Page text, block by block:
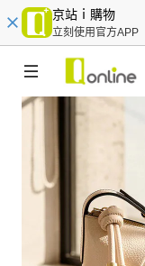
京站ｉ購物
立刻使用官方APP